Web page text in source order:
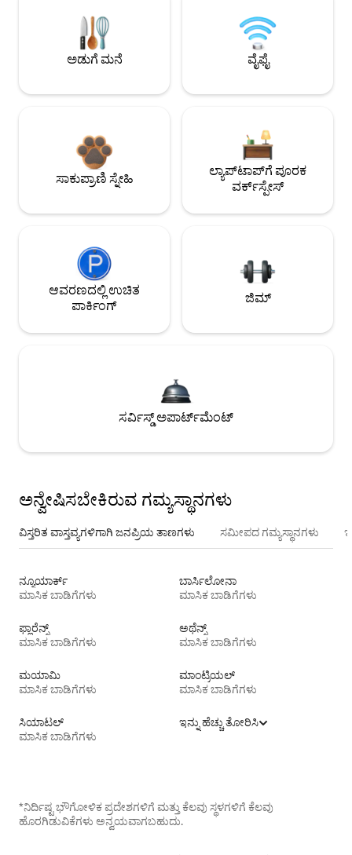
ಅಡುಗೆ ಮನೆ ವೈಫೈ
ಸಾಕುಪ್ರಾಣಿ ಸ್ನೇಹಿ
ಲ್ಯಾಪ್‌ಟಾಪ್‌ಗೆ ಪೂರಕ
ವರ್ಕ್‌ಸ್ಪೇಸ್
ಆವರಣದಲ್ಲಿ ಉಚಿತ
ಪಾರ್ಕಿಂಗ್
ಜಿಮ್
ಸರ್ವಿಸ್ಡ್ ಅಪಾರ್ಟ್‌ಮೆಂಟ್
ಅನ್ವೇಷಿಸಬೇಕಿರುವ ಗಮ್ಯಸ್ಥಾನಗಳು
ವಿಸ್ತರಿತ ವಾಸ್ತವ್ಯಗಳಿಗಾಗಿ ಜನಪ್ರಿಯ ತಾಣಗಳು ಸಮೀಪದ ಗಮ್ಯಸ್ಥಾನಗಳು
ನ್ಯೂಯಾರ್ಕ್
ಮಾಸಿಕ ಬಾಡಿಗೆಗಳು
ಬಾರ್ಸಿಲೋನಾ
ಮಾಸಿಕ ಬಾಡಿಗೆಗಳು
ಫ್ಲಾರೆನ್ಸ್
ಮಾಸಿಕ ಬಾಡಿಗೆಗಳು
ಅಥೆನ್ಸ್
ಮಾಸಿಕ ಬಾಡಿಗೆಗಳು
ಮಯಾಮಿ
ಮಾಸಿಕ ಬಾಡಿಗೆಗಳು
ಮಾಂಟ್ರಿಯಲ್
ಮಾಸಿಕ ಬಾಡಿಗೆಗಳು
ಸಿಯಾಟಲ್
ಮಾಸಿಕ ಬಾಡಿಗೆಗಳು
ಇನ್ನು ಹೆಚ್ಚು ತೋರಿಸಿ
*ನಿರ್ದಿಷ್ಟ ಭೌಗೋಳಿಕ ಪ್ರದೇಶಗಳಿಗೆ ಮತ್ತು ಕೆಲವು ಸ್ಥಳಗಳಿಗೆ ಕೆಲವು
ಹೊರಗಿಡುವಿಕೆಗಳು ಅನ್ವಯವಾಗಬಹುದು.